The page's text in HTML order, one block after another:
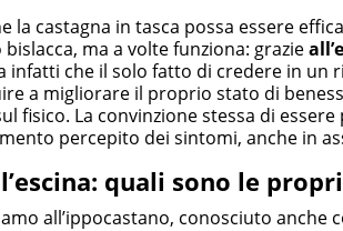
la castagna in tasca possa essere
ma a volte funziona: grazie
infatti che il solo fatto di credere in un
a migliorare il proprio stato di
fisico. La convinzione stessa di
percepito dei sintomi, anche in
quali sono le
all’ippocastano, conosciuto anche